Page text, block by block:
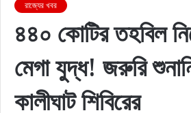
রাজ্যের খবর
৪৪০ কোটির তহবিল
মেগা যুদ্ধ! জরুরি
কালীঘাট শিবিরের